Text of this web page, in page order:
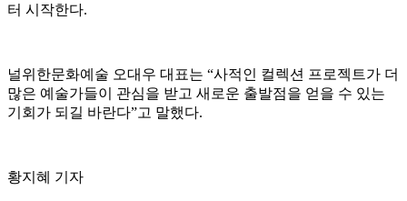
터 시작한다.
널위한문화예술 오대우 대표는 “사적인 컬렉션 프로젝트가 더
많은 예술가들이 관심을 받고 새로운 출발점을 얻을 수 있는
기회가 되길 바란다”고 말했다.
황지혜 기자